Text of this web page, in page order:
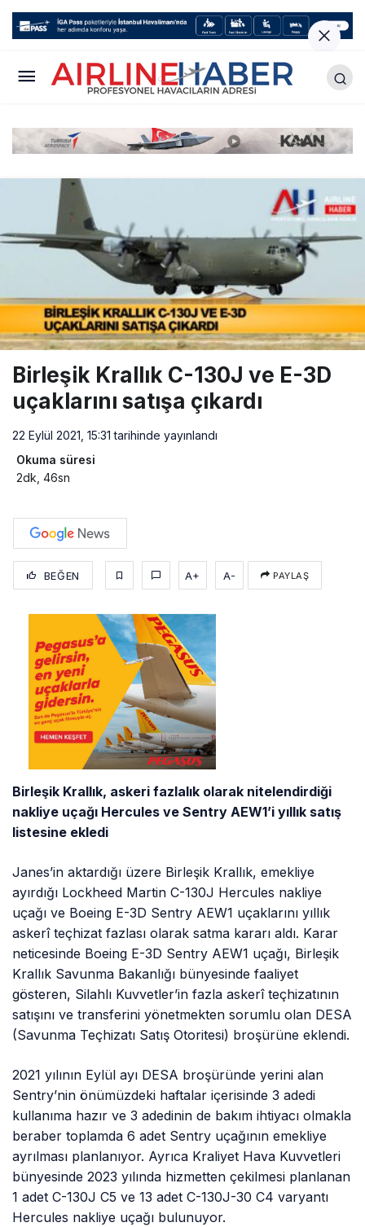
Birleşik Krallık C-130J ve E-3D
uçaklarını satışa çıkardı
22 Eylül 2021, 15:31 tarihinde yayınlandı
Okuma süresi
2dk, 46sn
BEĞEN A+ A- PAYLAŞ
Birleşik Krallık, askeri fazlalık olarak nitelendirdiği
nakliye uçağı Hercules ve Sentry AEW1’i yıllık satış
listesine ekledi
Janes’in aktardığı üzere Birleşik Krallık, emekliye
ayırdığı Lockheed Martin C-130J Hercules nakliye
uçağı ve Boeing E-3D Sentry AEW1 uçaklarını yıllık
askerî teçhizat fazlası olarak satma kararı aldı. Karar
neticesinde Boeing E-3D Sentry AEW1 uçağı, Birleşik
Krallık Savunma Bakanlığı bünyesinde faaliyet
gösteren, Silahlı Kuvvetler’in fazla askerî teçhizatının
satışını ve transferini yönetmekten sorumlu olan DESA
(Savunma Teçhizatı Satış Otoritesi) broşürüne eklendi.
2021 yılının Eylül ayı DESA broşüründe yerini alan
Sentry’nin önümüzdeki haftalar içerisinde 3 adedi
kullanıma hazır ve 3 adedinin de bakım ihtiyacı olmakla
beraber toplamda 6 adet Sentry uçağının emekliye
ayrılması planlanıyor. Ayrıca Kraliyet Hava Kuvvetleri
bünyesinde 2023 yılında hizmetten çekilmesi planlanan
1 adet C-130J C5 ve 13 adet C-130J-30 C4 varyantı
Hercules nakliye uçağı bulunuyor.